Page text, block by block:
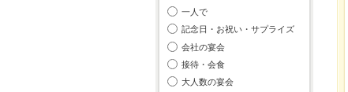
一人で
記念日・お祝い・サプライズ
会社の宴会
接待・会食
大人数の宴会